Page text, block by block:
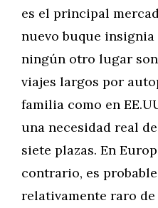
es el principal
nuevo buque
ningún otro lugar
viajes largos por
familia como en
una necesidad real
siete plazas. En
contrario, es
relativamente raro